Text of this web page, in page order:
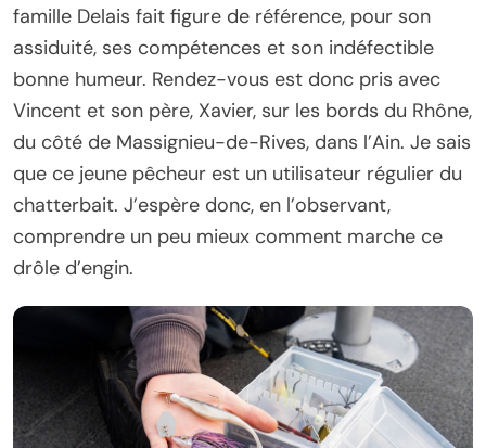
famille Delais fait figure de référence, pour son
assiduité, ses compétences et son indéfectible
bonne humeur. Rendez-vous est donc pris avec
Vincent et son père, Xavier, sur les bords du Rhône,
du côté de Massignieu-de-Rives, dans l’Ain. Je sais
que ce jeune pêcheur est un utilisateur régulier du
chatterbait. J’espère donc, en l’observant,
comprendre un peu mieux comment marche ce
drôle d’engin.